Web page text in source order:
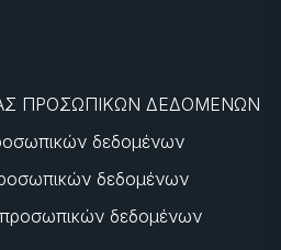
ΠΡΟΣΩΠΙΚΩΝ ΔΕΔΟΜΕΝΩΝ
δεδομένων
δεδομένων
δεδομένων